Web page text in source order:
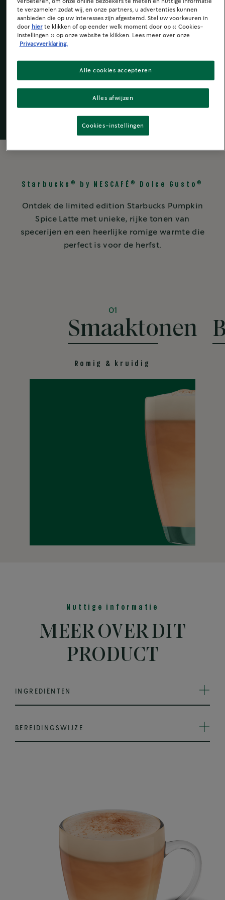
Starbucks®by
NESCAFÉ®Dolce
Gusto
Starbucks ® by NESCAFÉ ® Dolce Gusto ®
Ontdek de limited edition Starbucks Pumpkin
Spice Latte met unieke, rijke tonen van
specerijen en een heerlijke romige warmte die
perfect is voor de herfst.
01
Smaaktonen
Romig & kruidig
DARK
Deze donker gebrande koffie straalt van romige en kruidige
smaken van pompoen met kaneel en nootmuskaat.
Leer meer
Nuttige informatie
MEER OVER DIT
PRODUCT
INGREDIËNTEN
BEREIDINGSWIJZE
te verzamelen zodat wij, en onze partners, u advertenties kunnen
aanbieden die op uw interesses zijn afgestemd. Stel uw voorkeuren in
door hierte klikken of op eender welk moment door op « Cookies-
instellingen » op onze website te klikken. Lees meer over onze
Privacyverklaring.
Alles afwijzen
Alle cookies accepteren
Cookies-instellingen